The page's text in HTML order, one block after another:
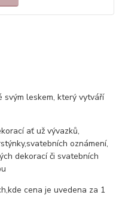
leskem, který vytváří
ať už vývazků,
oznámení,
dekorací či svatebních
cena je uvedena za 1